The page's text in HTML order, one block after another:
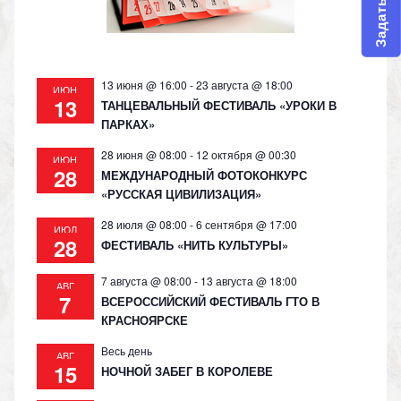
ki
ИЮН
13
13 июня @ 16:00 -23 августа @ 18:00
ТАНЦЕВАЛЬНЫЙ ФЕСТИВАЛЬ «УРОКИ В
ПАРКАХ»
ИЮН
28
28 июня @ 08:00 - 12 октября @ 00:30
МЕЖДУНАРОДНЫЙ ФОТОКОНКУРС
«РУССКАЯ ЦИВИЛИЗАЦИЯ»
ИЮЛ
28
28 июля @ 08:00 -6 сентября @ 17:00
ФЕСТИВАЛЬ «НИТЬ КУЛЬТУРЫ»
АВГ
7
7 августа @ 08:00 - 13 августа @ 18:00
ВСЕРОССИЙСКИЙ ФЕСТИВАЛЬ ГТО В
КРАСНОЯРСКЕ
АВГ
15
Весь день
НОЧНОЙ ЗАБЕГ В КОРОЛЕВЕ